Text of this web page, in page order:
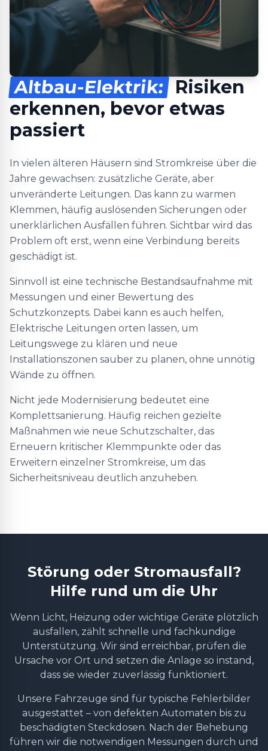
Altbau-Elektrik: Risiken
erkennen, bevor etwas
passiert
In vielen älteren Häusern sind Stromkreise über die
Jahre gewachsen: zusätzliche Geräte, aber
unveränderte Leitungen. Das kann zu warmen
Klemmen, häufig auslösenden Sicherungen oder
unerklärlichen Ausfällen führen. Sichtbar wird das
Problem oft erst, wenn eine Verbindung bereits
geschädigt ist.
Sinnvoll ist eine technische Bestandsaufnahme mit
Messungen und einer Bewertung des
Schutzkonzepts. Dabei kann es auch helfen,
Elektrische Leitungen orten lassen, um
Leitungswege zu klären und neue
Installationszonen sauber zu planen, ohne unnötig
Wände zu öffnen.
Nicht jede Modernisierung bedeutet eine
Komplettsanierung. Häufig reichen gezielte
Maßnahmen wie neue Schutzschalter, das
Erneuern kritischer Klemmpunkte oder das
Erweitern einzelner Stromkreise, um das
Sicherheitsniveau deutlich anzuheben.
Störung oder Stromausfall?
Hilfe rund um die Uhr
Wenn Licht, Heizung oder wichtige Geräte plötzlich
ausfallen, zählt schnelle und fachkundige
Unterstützung. Wir sind erreichbar, prüfen die
Ursache vor Ort und setzen die Anlage so instand,
dass sie wieder zuverlässig funktioniert.
Unsere Fahrzeuge sind für typische Fehlerbilder
ausgestattet – von defekten Automaten bis zu
beschädigten Steckdosen. Nach der Behebung
führen wir die notwendigen Messungen durch und